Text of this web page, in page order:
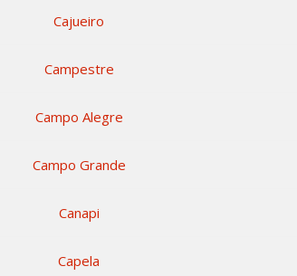
Cajueiro
Campestre
Campo Alegre
Campo Grande
Canapi
Capela